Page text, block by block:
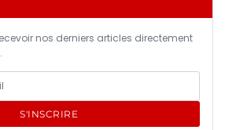
nos derniers articles directement
S'INSCRIRE